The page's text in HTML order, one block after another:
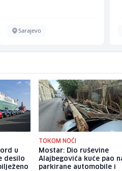
u
desilo
TOKOM NOĆI
Mostar: Dio ruševine
Alajbegovića kuće pao
parkirane automobile i